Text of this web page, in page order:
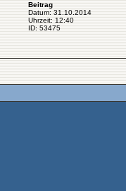
Beitrag
Datum: 31.10.2014
Uhrzeit: 12:40
ID: 53475